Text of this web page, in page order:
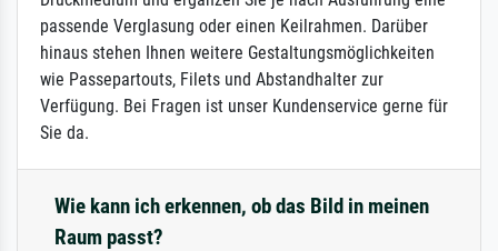
passende Verglasung oder einen Keilrahmen. Darüber
hinaus stehen Ihnen weitere Gestaltungsmöglichkeiten
wie Passepartouts, Filets und Abstandhalter zur
Verfügung. Bei Fragen ist unser Kundenservice gerne für
Sie da.
Wie kann ich erkennen, ob das Bild in meinen
Raum passt?